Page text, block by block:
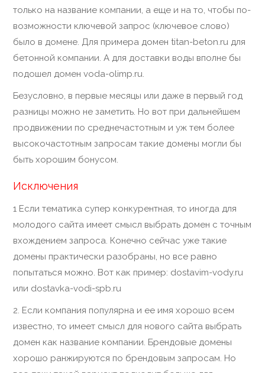
только на название компании, а еще и на то, чтобы по-
возможности ключевой запрос (ключевое слово)
было в домене. Для примера домен titan-beton.ru для
бетонной компании. А для доставки воды вполне бы
подошел домен voda-olimp.ru.
Безусловно, в первые месяцы или даже в первый год
разницы можно не заметить. Но вот при дальнейшем
продвижении по среднечастотным и уж тем более
высокочастотным запросам такие домены могли бы
быть хорошим бонусом.
Исключения
1 Если тематика супер конкурентная, то иногда для
молодого сайта имеет смысл выбрать домен с точным
вхождением запроса. Конечно сейчас уже такие
домены практически разобраны, но все равно
попытаться можно. Вот как пример: dostavim-vody.ru
или dostavka-vodi-spb.ru
2. Если компания популярна и ее имя хорошо всем
известно, то имеет смысл для нового сайта выбрать
домен как название компании. Брендовые домены
хорошо ранжируются по брендовым запросам. Но